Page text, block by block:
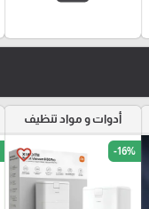
أدوات و مواد تنظيف
favorite_border -16%